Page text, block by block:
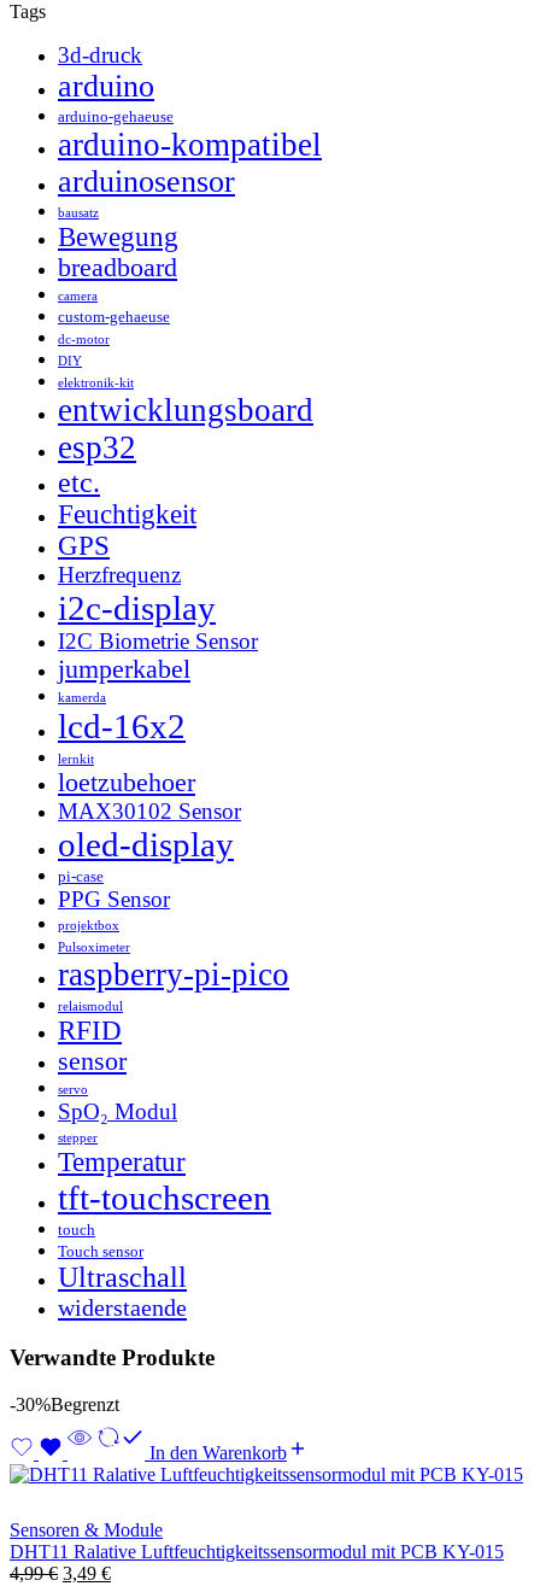
Tags
3d-druck
arduino
arduino-gehaeuse
arduino-kompatibel
arduinosensor
bausatz
Bewegung
breadboard
camera
custom-gehaeuse
dc-motor
DIY
elektronik-kit
entwicklungsboard
esp32
etc.
Feuchtigkeit
GPS
Herzfrequenz
i2c-display
I2C Biometrie Sensor
jumperkabel
kamerda
lcd-16x2
lernkit
loetzubehoer
MAX30102 Sensor
oled-display
pi-case
PPG Sensor
projektbox
Pulsoximeter
raspberry-pi-pico
relaismodul
RFID
sensor
servo
SpO₂ Modul
stepper
Temperatur
tft-touchscreen
touch
Touch sensor
Ultraschall
widerstaende
Verwandte Produkte
-30%Begrenzt
In den Warenkorb
Sensoren & Module
DHT11 Ralative Luftfeuchtigkeitssensormodul mit PCB KY-015
4,99€ Ursprünglicher
3,49 €Aktueller